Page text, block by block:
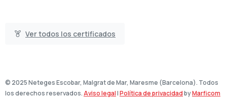
Ver todos los certificados
© 2025 Neteges Escobar, Malgrat de Mar, Maresme (Barcelona). Todos
los derechos reservados.Aviso legal|Política de privacidadbyMarficom